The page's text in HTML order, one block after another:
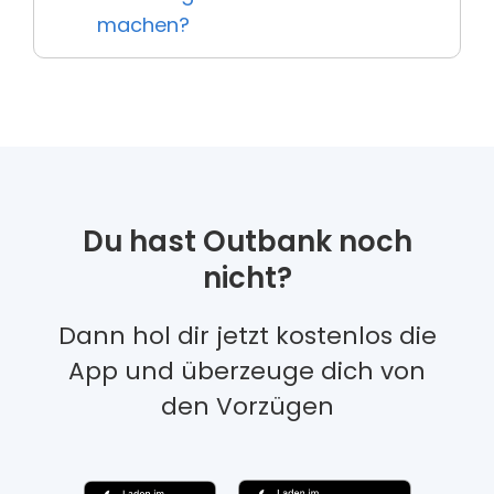
machen?
Du hast Outbank noch
nicht?
Dann hol dir jetzt kostenlos die
App und überzeuge dich von
den Vorzügen